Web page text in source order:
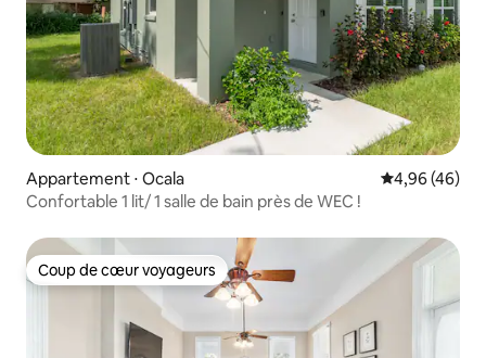
Appartement ⋅ Ocala Évaluation
4,96 (46)
Confortable 1 lit/ 1 salle de bain près de WEC !
Coup de cœur voyageurs
Coup de cœur voyageurs